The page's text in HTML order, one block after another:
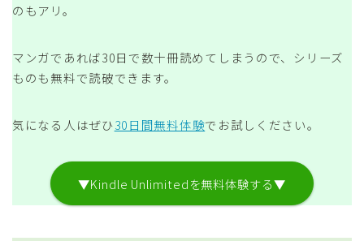
のもアリ。
マンガであれば30日で数十冊読めてしまうので、シリーズ
ものも無料で読破できます。
気になる人はぜひ30日間無料体験でお試しください。
▼Kindle Unlimitedを無料体験する▼